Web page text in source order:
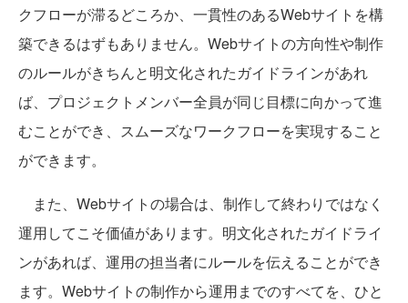
クフローが滞るどころか、一貫性のあるWebサイトを構
築できるはずもありません。Webサイトの方向性や制作
のルールがきちんと明文化されたガイドラインがあれ
ば、プロジェクトメンバー全員が同じ目標に向かって進
むことができ、スムーズなワークフローを実現すること
ができます。
また、Webサイトの場合は、制作して終わりではなく
運用してこそ価値があります。明文化されたガイドライ
ンがあれば、運用の担当者にルールを伝えることができ
ます。Webサイトの制作から運用までのすべてを、ひと